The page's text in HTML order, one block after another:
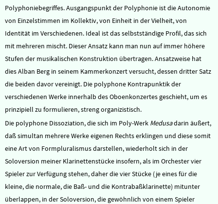
Polyphoniebegriffes. Ausgangspunkt der Polyphonie ist die Autonomie
von Einzelstimmen im Kollektiv, von Einheit in der Vielheit, von
Identität im Verschiedenen. Ideal ist das selbstständige Profil, das sich
mit mehreren mischt. Dieser Ansatz kann man nun auf immer höhere
Stufen der musikalischen Konstruktion übertragen. Ansatzweise hat
dies Alban Berg in seinem Kammerkonzert versucht, dessen dritter Satz
die beiden davor vereinigt. Die polyphone Kontrapunktik der
verschiedenen Werke innerhalb des Oboenkonzertes geschieht, um es
prinzipiell zu formulieren, streng organizistisch.
Die polyphone Dissoziation, die sich im Poly-Werk Medusadarin äußert,
daß simultan mehrere Werke eigenen Rechts erklingen und diese somit
eine Art von Formpluralismus darstellen, wiederholt sich in der
Soloversion meiner Klarinettenstücke insofern, als im Orchester vier
Spieler zur Verfügung stehen, daher die vier Stücke (je eines für die
kleine, die normale, die Baß- und die Kontrabaßklarinette) mitunter
überlappen, in der Soloversion, die gewöhnlich von einem Spieler